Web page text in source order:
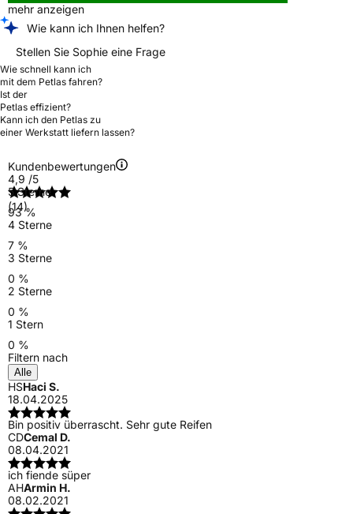
mehr anzeigen
Wie kann ich Ihnen helfen?
Stellen Sie Sophie eine Frage
Wie schnell kann ich
mit dem Petlas fahren?
Ist der
Petlas effizient?
Kann ich den Petlas zu
einer Werkstatt liefern lassen?
Kundenbewertungen
4,9 /5
(14)
5 Sterne
93 %
4 Sterne
7 %
3 Sterne
0 %
2 Sterne
0 %
1 Stern
0 %
Filtern nach
Alle
HSHaci S.
18.04.2025
Bin positiv überrascht. Sehr gute Reifen
CDCemal D.
08.04.2021
ich fiende süper
AHArmin H.
08.02.2021